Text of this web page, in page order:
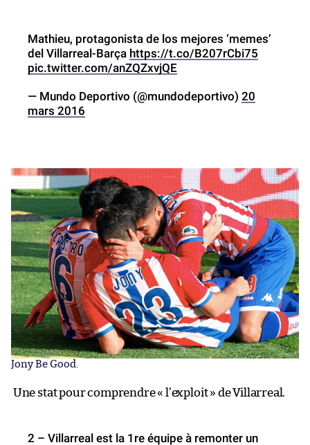
Mathieu, protagonista de los mejores ‘memes’
del Villarreal-Barça https://t.co/B207rCbi75
pic.twitter.com/anZQZxvjQE
— Mundo Deportivo (@mundodeportivo) 20
mars 2016
Jony Be Good.
Une stat pour comprendre « l’exploit » de Villarreal.
2 – Villarreal est la 1re équipe à remonter un